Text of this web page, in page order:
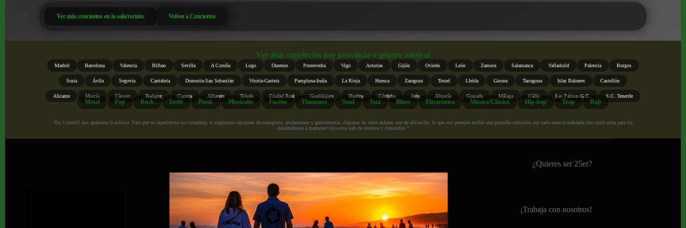
Ver más conciertos en la sala/recinto Volver a Conciertos
Ver más conciertos por provincia o género musical
Madrid Barcelona Valencia Bilbao Sevilla A Coruña Lugo Ourense Pontevedra Vigo Asturias Gijón Oviedo León Zamora Salamanca Valladolid Palencia Burgos
Soria Ávila Segovia Cantabria Donostia-San Sebastián Vitoria-Gasteiz Pamplona-Iruña La Rioja Huesca Zaragoza Teruel Lleida Girona Tarragona Islas Baleares Castellón
Alicante Murcia Cáceres Badajoz Cuenca Albacete Toledo Ciudad Real Guadalajara Huelva Córdoba Jaén Almería Granada Málaga Cádiz Las Palmas G.C. S.C. Tenerife
Metal Pop Rock Indie Punk Musicales Fusión Flamenco Soul Jazz Blues Electrónica Música Clásica Hip-hop Trap Rap
“En Union25 nos apasiona la música. Para que tu experiencia sea completa, te sugerimos opciones de transporte, alojamiento y gastronomía. Algunos de estos enlaces son de afiliación, lo que nos permite recibir una pequeña comisión por cada reserva realizada (sin coste extra para ti),
ayudándonos a mantener viva esta web de eventos y conciertos.”
¿Quieres ser 25er?
¡Trabaja con nosotros!